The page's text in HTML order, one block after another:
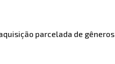
parcelada de gêneros